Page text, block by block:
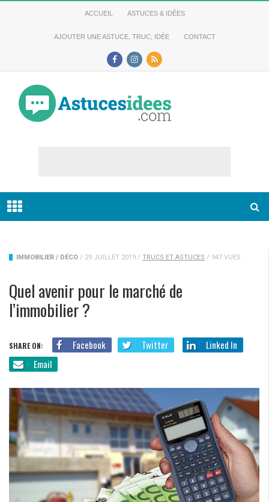
ACCUEIL ASTUCES & IDÉES
AJOUTER UNE ASTUCE, TRUC, IDÉE CONTACT
IMMOBILIER / DÉCO / 29 JUILLET 2019 / TRUCS ET ASTUCES / 947 VUES
Quel avenir pour le marché de
l’immobilier ?
SHARE ON: Facebook Twitter
Linked In
Email